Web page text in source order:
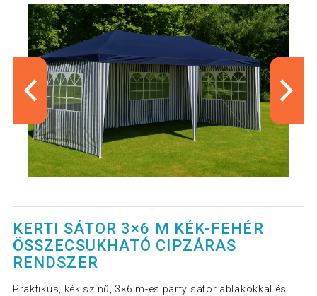
KERTI SÁTOR 3×6 M KÉK-FEHÉR
ÖSSZECSUKHATÓ CIPZÁRAS
RENDSZER
Praktikus, kék színű, 3×6 m-es party sátor ablakokkal és